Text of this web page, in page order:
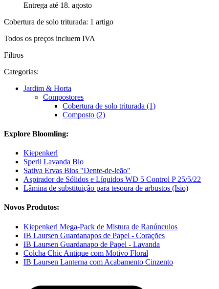
Entrega até 18. agosto
Cobertura de solo triturada: 1 artigo
Todos os preços incluem IVA
Filtros
Categorias:
Jardim & Horta
Compostores
Cobertura de solo triturada (1)
Composto (2)
Explore Bloomling:
Kiepenkerl
Sperli Lavanda Bio
Sativa Ervas Bios "Dente-de-leão"
Aspirador de Sólidos e Líquidos WD 5 Control P 25/5/22
Lâmina de substituição para tesoura de arbustos (Isio)
Novos Produtos:
Kiepenkerl Mega-Pack de Mistura de Ranúnculos
IB Laursen Guardanapos de Papel - Corações
IB Laursen Guardanapo de Papel - Lavanda
Colcha Chic Antique com Motivo Floral
IB Laursen Lanterna com Acabamento Cinzento